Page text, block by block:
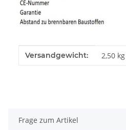
Produkteigenschaft
Wert
Versandgewicht: 2,50 kg
Frage zum Artikel